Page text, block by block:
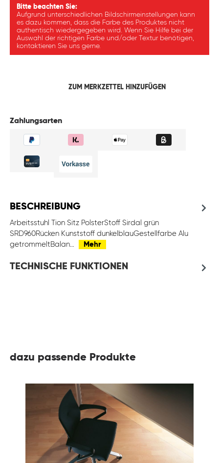
Bitte beachten Sie:
Aufgrund unterschiedlichen Bildschirmeinstellungen kann
es dazu kommen, dass die Farbe des Produktes nicht
authentisch wiedergegeben wird. Wenn Sie Hilfe bei der
Auswahl der richtigen Farbe und/oder Textur benötigen,
kontaktieren Sie uns gerne.
ZUM MERKZETTEL HINZUFÜGEN
Zahlungsarten
BESCHREIBUNG
Arbeitsstuhl Tion Sitz PolsterStoff Sirdal grün
SRD960Rücken Kunststoff dunkelblauGestellfarbe Alu
getrommeltBalan…
Mehr
TECHNISCHE FUNKTIONEN
dazu passende Produkte